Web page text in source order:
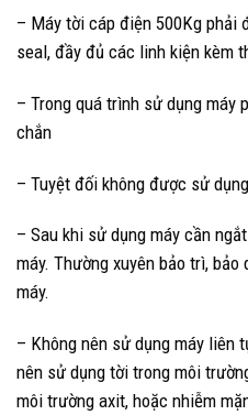
– Máy tời cáp điện 500Kg phải
seal, đầy đủ các linh kiện kèm
– Trong quá trình sử dụng máy
chắn
– Tuyệt đối không được sử
– Sau khi sử dụng máy cần
máy. Thường xuyên bảo trì,
máy.
– Không nên sử dụng máy liên
nên sử dụng tời trong môi
môi trường axit, hoặc nhiễm